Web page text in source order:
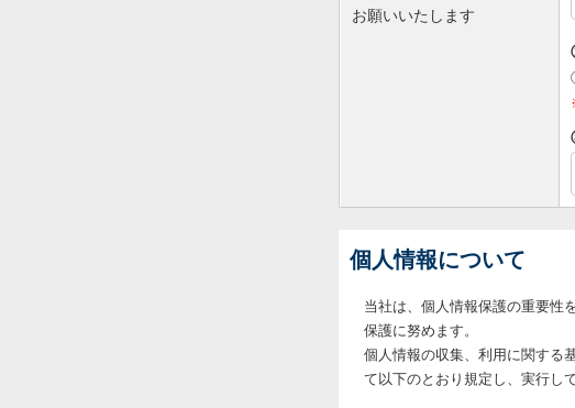
お願いいたします
個人情報について
当社は、個人情報保護の重要性
保護に努めます。
個人情報の収集、利用に関する
て以下のとおり規定し、実行し